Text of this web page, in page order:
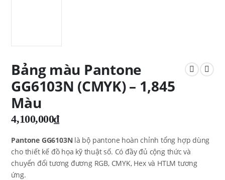
Bảng màu Pantone
GG6103N (CMYK) – 1,845
Màu
4,100,000₫
Pantone GG6103N là bộ pantone hoàn chỉnh tổng hợp dùng
cho thiết kế đồ họa kỹ thuật số. Có đầy đủ cộng thức và
chuyển đổi tương đương RGB, CMYK, Hex và HTLM tương
ứng.